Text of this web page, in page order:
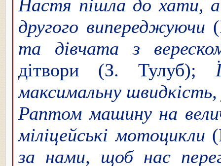
Настя пішла до хати,
другого випереджуючи
та дівчата з
дітвори (З. Тулуб);
максимальну
Раптом машину на
міліцейські мотоцикли
за нами, щоб нас